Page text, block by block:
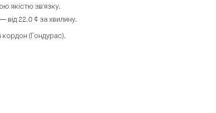
якістю зв'язку.
22.0 ¢ за хвилину.
(Гондурас).